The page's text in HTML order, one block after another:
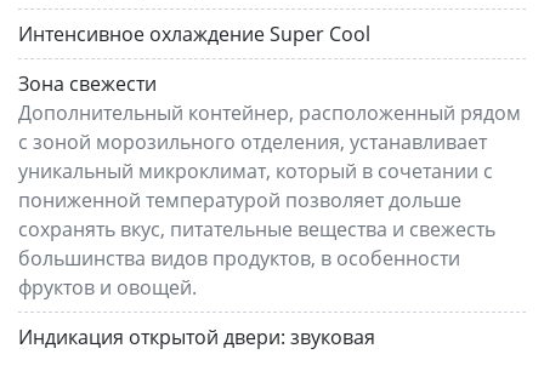
Интенсивное охлаждение Super Cool
Зона свежести
Дополнительный контейнер, расположенный рядом
с зоной морозильного отделения, устанавливает
уникальный микроклимат, который в сочетании с
пониженной температурой позволяет дольше
сохранять вкус, питательные вещества и свежесть
большинства видов продуктов, в особенности
фруктов и овощей.
Индикация открытой двери: звуковая